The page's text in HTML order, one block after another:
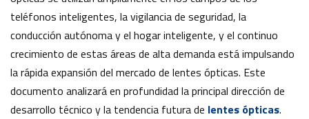
teléfonos inteligentes, la vigilancia de seguridad, la
conducción autónoma y el hogar inteligente, y el continuo
crecimiento de estas áreas de alta demanda está impulsando
la rápida expansión del mercado de lentes ópticas. Este
documento analizará en profundidad la principal dirección de
desarrollo técnico y la tendencia futura de lentes ópticas.